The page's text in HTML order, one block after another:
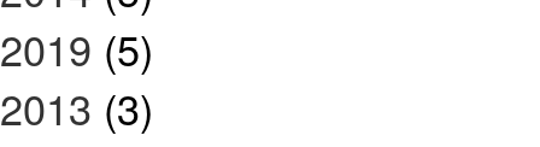
2019 (5)
2013 (3)